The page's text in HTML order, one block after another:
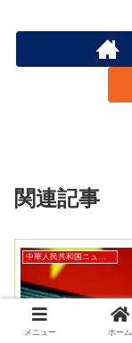
関連記事
メニュー ホーム